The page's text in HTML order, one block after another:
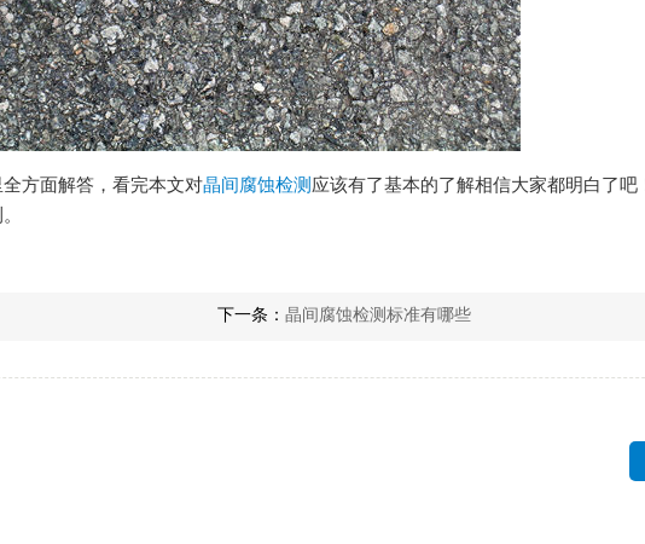
方面解答，看完本文对晶间腐蚀检测 应该有了基本的了解相信大家都明白了吧
下一条： 晶间腐蚀检测标准有哪些